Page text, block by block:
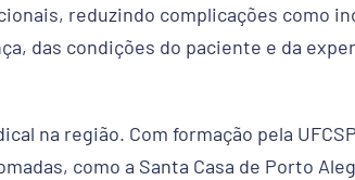
reduzindo complicações como
das condições do paciente e da
na região. Com formação pela
como a Santa Casa de Porto